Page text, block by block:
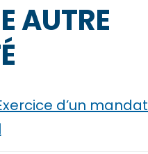
AUTRE
d’un mandat